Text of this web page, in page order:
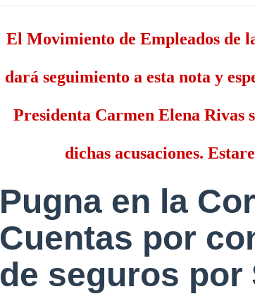
El Movimiento de Empleados de
dará seguimiento a esta nota y
Presidenta Carmen Elena Rivas
dichas acusaciones.
Pugna en la
Cuentas por
de seguros por